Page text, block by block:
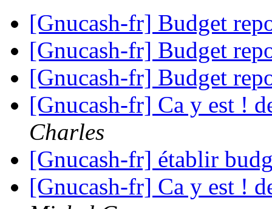
[Gnucash-fr] Budget
[Gnucash-fr] Budget
[Gnucash-fr] Budget
[Gnucash-fr] Ca y est !
Charles
[Gnucash-fr] établir
[Gnucash-fr] Ca y est !